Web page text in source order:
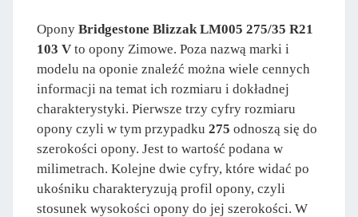
Opony Bridgestone Blizzak LM005 275/35 R21
103 V to opony Zimowe. Poza nazwą marki i
modelu na oponie znaleźć można wiele cennych
informacji na temat ich rozmiaru i dokładnej
charakterystyki. Pierwsze trzy cyfry rozmiaru
opony czyli w tym przypadku 275 odnoszą się do
szerokości opony. Jest to wartość podana w
milimetrach. Kolejne dwie cyfry, które widać po
ukośniku charakteryzują profil opony, czyli
stosunek wysokości opony do jej szerokości. W